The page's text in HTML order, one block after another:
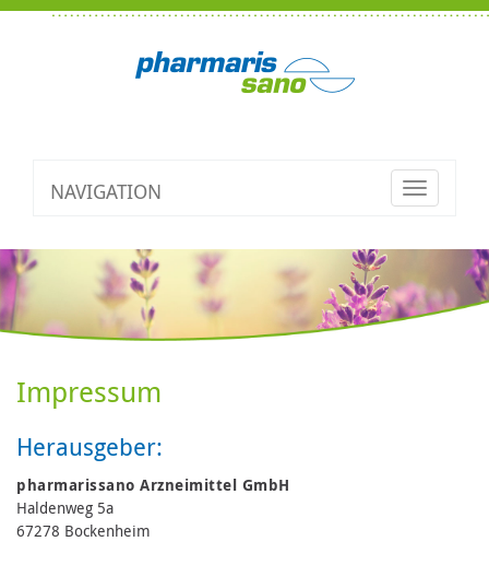
NAVIGATION
Toggle
Impressum
Herausgeber:
pharmarissano Arzneimittel GmbH
Haldenweg 5a
67278 Bockenheim